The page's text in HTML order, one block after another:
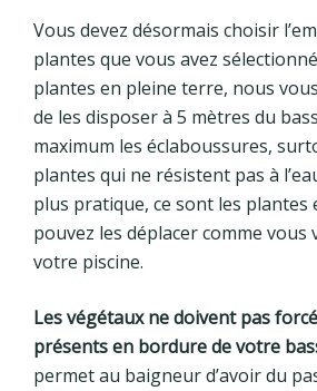
Vous devez désormais choisir
plantes que vous avez
plantes en pleine terre, nous
de les disposer à 5 mètres du
maximum les éclaboussures,
plantes qui ne résistent pas à
plus pratique, ce sont les plantes
pouvez les déplacer comme vous
votre piscine.
Les végétaux ne doivent pas
présents en bordure de votre
permet au baigneur d’avoir du